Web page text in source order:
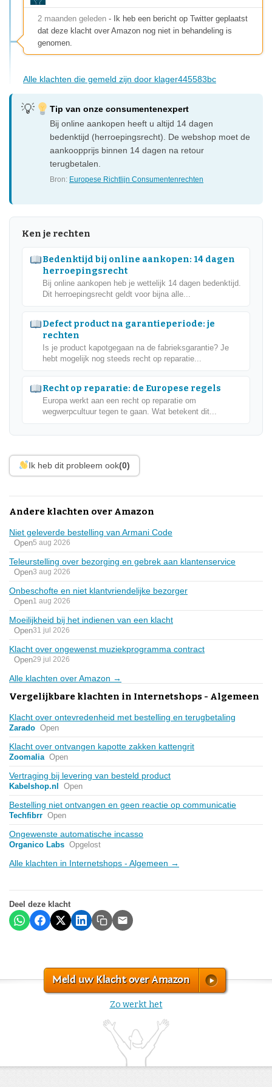
2 maanden geleden - Ik heb een bericht op Twitter geplaatst
dat deze klacht over Amazon nog niet in behandeling is
genomen.
Alle klachten die gemeld zijn door klager445583bc
Tip van onze consumentenexpert
Bij online aankopen heeft u altijd 14 dagen
bedenktijd (herroepingsrecht). De webshop moet de
aankoopprijs binnen 14 dagen na retour
terugbetalen.
Bron: Europese Richtlijn Consumentenrechten
Ken je rechten
Bedenktijd bij online aankopen: 14 dagen
herroepingsrecht
Bij online aankopen heb je wettelijk 14 dagen bedenktijd.
Dit herroepingsrecht geldt voor bijna alle...
Defect product na garantieperiode: je
rechten
Is je product kapotgegaan na de fabrieksgarantie? Je
hebt mogelijk nog steeds recht op reparatie...
Recht op reparatie: de Europese regels
Europa werkt aan een recht op reparatie om
wegwerpcultuur tegen te gaan. Wat betekent dit...
Ik heb dit probleem ook(0)
Andere klachten over Amazon
Niet geleverde bestelling van Armani Code
Open5 aug 2026
Teleurstelling over bezorging en gebrek aan klantenservice
Open3 aug 2026
Onbeschofte en niet klantvriendelijke bezorger
Open1 aug 2026
Moeilijkheid bij het indienen van een klacht
Open31 jul 2026
Klacht over ongewenst muziekprogramma contract
Open29 jul 2026
Alle klachten over Amazon →
Vergelijkbare klachten in Internetshops - Algemeen
Klacht over ontevredenheid met bestelling en terugbetaling
Zarado Open
Klacht over ontvangen kapotte zakken kattengrit
Zoomalia Open
Vertraging bij levering van besteld product
Kabelshop.nl Open
Bestelling niet ontvangen en geen reactie op communicatie
Techfibrr Open
Ongewenste automatische incasso
Organico Labs Opgelost
Alle klachten in Internetshops - Algemeen →
Deel deze klacht
Meld uw Klacht over Amazon
Zo werkt het